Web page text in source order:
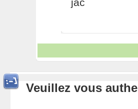
Veuillez vous